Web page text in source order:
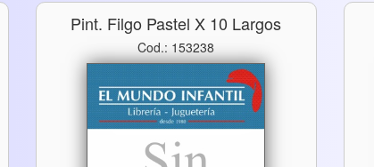
Pint. Filgo Pastel X 10 Largos
Cod.: 153238